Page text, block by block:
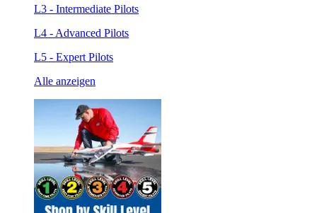
L3 - Intermediate Pilots
L4 - Advanced Pilots
L5 - Expert Pilots
Alle anzeigen